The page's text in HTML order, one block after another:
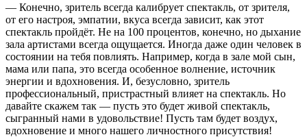
— Конечно, зритель всегда калибрует спектакль, от зрителя,
от его настроя, эмпатии, вкуса всегда зависит, как этот
спектакль пройдёт. Не на 100 процентов, конечно, но дыхание
зала артистами всегда ощущается. Иногда даже один человек в
состоянии на тебя повлиять. Например, когда в зале мой сын,
мама или папа, это всегда особенное волнение, источник
энергии и вдохновения. И, безусловно, зритель
профессиональный, пристрастный влияет на спектакль. Но
давайте скажем так — пусть это будет живой спектакль,
сыгранный нами в удовольствие! Пусть там будет воздух,
вдохновение и много нашего личностного присутствия!